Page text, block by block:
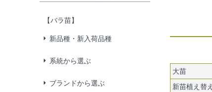
【バラ苗】
新品種・新入荷品種
系統から選ぶ
ブランドから選ぶ
大苗
新苗植え替え